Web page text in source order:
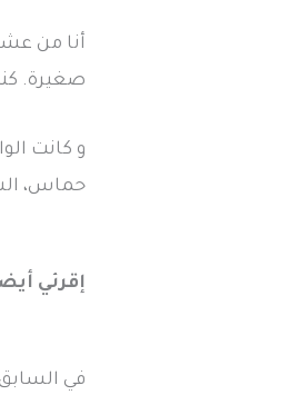
أنا من
صغيرة.
و كانت
حماس،
إقرئي
في